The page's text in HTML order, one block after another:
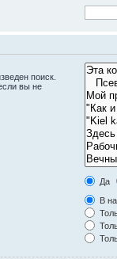
поиск.
вы не
Да
В